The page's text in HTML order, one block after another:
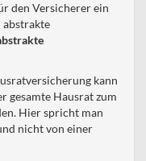
den Versicherer ein
abstrakte
kann
gesamte Hausrat zum
Hier spricht man
nicht von einer